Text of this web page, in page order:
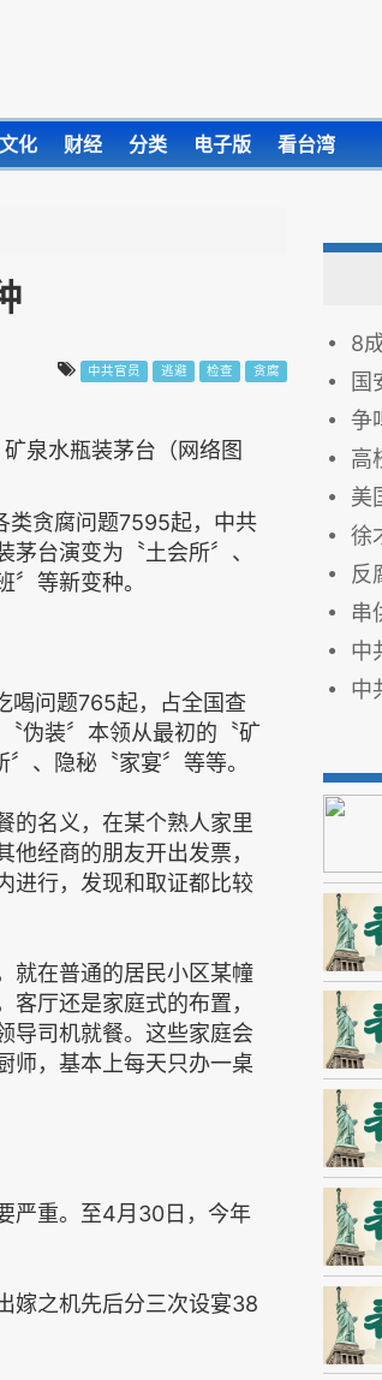
文化 财经 分类 电子版 看台湾
中共官员 逃避 检查 贪腐
泉水瓶装茅台（网络图
类贪腐问题7595起，中共
台演变为〝土会所〞、
等新变种。
喝问题765起，占全国查
伪装〞本领从最初的〝矿
〞、隐秘〝家宴〞等等。
的名义，在某个熟人家里
经商的朋友开出发票，
进行，发现和取证都比较
就在普通的居民小区某幢
厅还是家庭式的布置，
导司机就餐。这些家庭会
师，基本上每天只办一桌
严重。至4月30日，今年
嫁之机先后分三次设宴38
8
国
争
高
美
徐
反
串
中
中